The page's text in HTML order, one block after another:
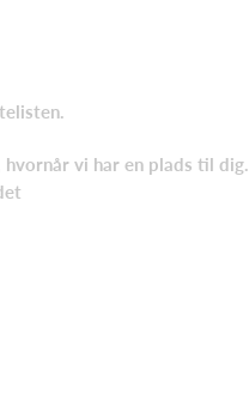
vi har en plads til dig.